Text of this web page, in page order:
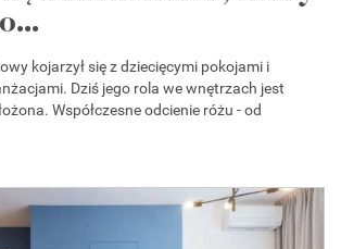
kojarzył się z dziecięcymi pokojami i
Dziś jego rola we wnętrzach jest
Współczesne odcienie różu - od